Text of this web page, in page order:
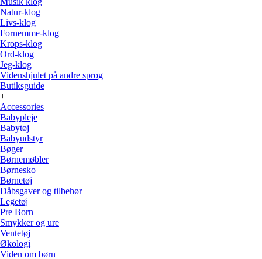
Natur-klog
Livs-klog
Fornemme-klog
Krops-klog
Ord-klog
Jeg-klog
Videnshjulet på andre sprog
Butiksguide
+
Accessories
Babypleje
Babytøj
Babyudstyr
Bøger
Børnemøbler
Børnesko
Børnetøj
Dåbsgaver og tilbehør
Legetøj
Pre Born
Smykker og ure
Ventetøj
Økologi
Viden om børn